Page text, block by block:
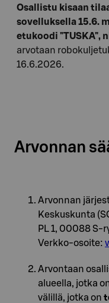
Osallistu kisaan
sovelluksella 15.6.
etukoodi "TUSKA",
arvotaan
16.6.2026.
Arvonnan
Arvonnan
Keskuskunta
PL 1, 00088 S-
Verkko-osoite:
Arvontaan
alueella, jotka
välillä, jotka on